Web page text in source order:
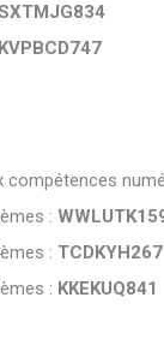
KVPBCD747
compétences
:
: TCDKYH267
: KKEKUQ841